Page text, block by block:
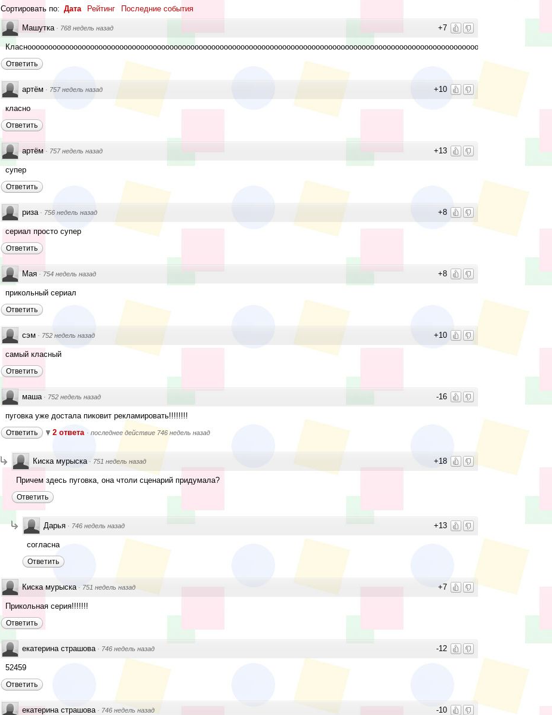
Сортировать по: Дата Рейтинг Последние события
+7
Машутка · 768 недель назад
Ответить
+10
артём · 757 недель назад
класно
Ответить
+13
артём · 757 недель назад
супер
Ответить
+8
риза · 756 недель назад
сериал просто супер
Ответить
+8
Мая · 754 недель назад
прикольный сериал
Ответить
+10
сэм · 752 недель назад
самый класный
Ответить
-16
маша · 752 недель назад
пуговка уже достала пиковит рекламировать!!!!!!!!
Ответить 2 ответа · последнее действие 746 недель назад
+18
Киска мурыска · 751 недель назад
Причем здесь пуговка, она чтоли сценарий придумала?
Ответить
+13
Дарья · 746 недель назад
согласна
Ответить
+7
Киска мурыска · 751 недель назад
Прикольная серия!!!!!!!
Ответить
-12
екатерина страшова · 746 недель назад
52459
Ответить
-10
екатерина страшова · 746 недель назад